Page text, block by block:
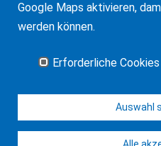
17.03.2026Andalusien:
Alle Neuigkeiten
Google Maps aktivieren,
werden können.
Erforderliche Cookies
Auswahl